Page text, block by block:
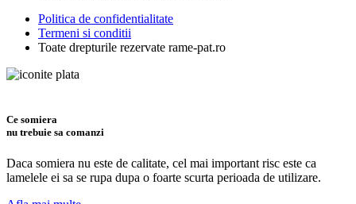
Politica de confidentialitate
Termeni si conditii
Toate drepturile rezervate rame-pat.ro
Ce somiera
nu trebuie sa comanzi
Daca somiera nu este de calitate, cel mai important risc este ca
lamelele ei sa se rupa dupa o foarte scurta perioada de utilizare.